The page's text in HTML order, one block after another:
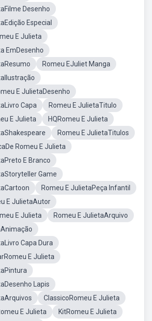
Desenho
Especial
E Julieta
EmDesenho
Romeu EJuliet Manga
E JulietaDesenho
Capa
Romeu E JulietaTitulo
E Julieta
HQRomeu E Julieta
Romeu E JulietaTitulos
Romeu E Julieta
E Branco
Game
Romeu E JulietaPeça Infantil
E JulietaAutor
E Julieta
Romeu E JulietaArquivo
Capa Dura
E Julieta
Lapis
ClassicoRomeu E Julieta
E Julieta
KitRomeu E Julieta